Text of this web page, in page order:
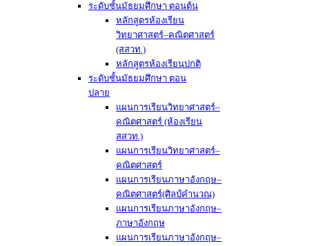
ระดับชั้นมัธยมศึกษา ตอนต้น
หลักสูตรห้องเรียน
วิทยาศาสตร์–คณิตศาสตร์
(สสวท.)
หลักสูตรห้องเรียนปกติ
ระดับชั้นมัธยมศึกษา ตอน
ปลาย
แผนการเรียนวิทยาศาสตร์–
คณิตศาสตร์ (ห้องเรียน
สสวท.)
แผนการเรียนวิทยาศาสตร์–
คณิตศาสตร์
แผนการเรียนภาษาอังกฤษ–
คณิตศาสตร์(ศิลป์คำนวณ)
แผนการเรียนภาษาอังกฤษ–
ภาษาอังกฤษ
แผนการเรียนภาษาอังกฤษ–